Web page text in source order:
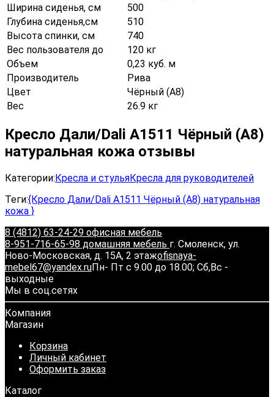
Ширина сиденья, см
500
Глубина сиденья,см
510
Высота спинки, см
740
Вес пользователя до
120 кг
Объем
0,23 куб. м
Производитель
Рива
Цвет
Чёрный (А8)
Вес
26.9 кг
Кресло Дали/Dali А1511 Чёрный (А8)
натуральная кожа отзывы
Категории:Кресла и стульяКресла для руководителей
Теги:{Кресло Дали/Dali А1511 Чёрный (А8) натуральная
кожа }
8 (4812) 63-24-29 офисная мебель
8-951-716-65-98 домашняя мебель г. Смоленск, ул.
Ново-Московская, д. 15А, 2 этажofisnaya-
mebel67@yandex.ruПн- Пт с 9.00 до 18.00; Сб,Вс -
выходные
Мы в соц.сетях
Компания
Магазин
Корзина
Личный кабинет
Оформить заказ
Каталог